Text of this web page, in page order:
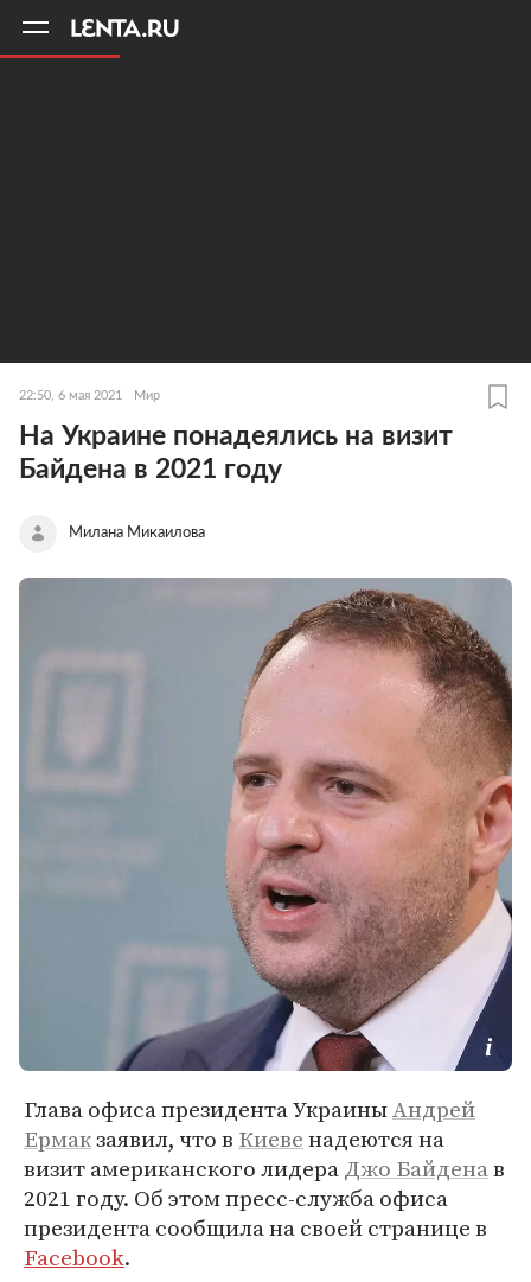
22:50, 6 мая 2021 Мир
На Украине понадеялись на визит
Байдена в 2021 году
Милана Микаилова
Глава офиса президента УкраиныАндрей
Ермакзаявил, что в Киевенадеются на
визит американского лидераДжо Байденав
2021 году. Об этом пресс-служба офиса
президента сообщила на своей странице в
Facebook.